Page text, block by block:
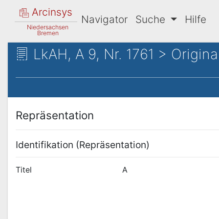
Arcinsys
Niedersachsen
Bremen
Navigator Suche Hilfe
LkAH, A 9, Nr. 1761 >
Repräsentation
Identifikation (Repräsentation)
Titel A